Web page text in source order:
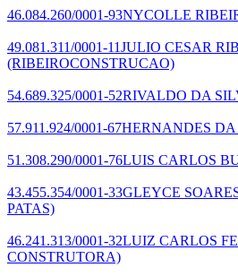
46.084.260/0001-93NYCOLLE
49.081.311/0001-11JULIO CESAR
(RIBEIROCONSTRUCAO)
54.689.325/0001-52RIVALDO DA
57.911.924/0001-67HERNANDES
51.308.290/0001-76LUIS CARLOS
43.455.354/0001-33GLEYCE
PATAS)
46.241.313/0001-32LUIZ CARLOS
CONSTRUTORA)